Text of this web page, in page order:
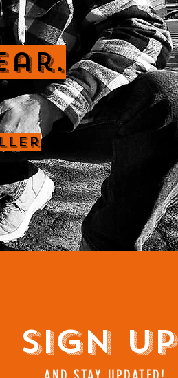
Sign Up